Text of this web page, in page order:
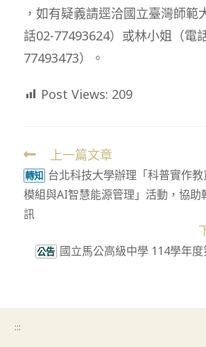
，如有疑義請逕洽國立臺灣師範
話02-77493624）或林小姐（電
77493473）。
Post Views: 209
Read
more
articles
上一篇文章
轉知 台北科技大學辦理「科普實作
模組與AI智慧能源管理」活動，協助
訊
公告 國立馬公高級中學 114學年
:::